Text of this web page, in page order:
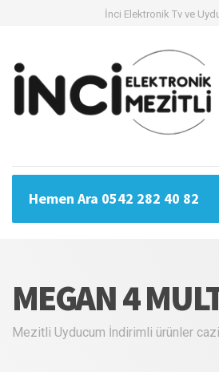
İnci Elektronik Tv ve
Hemen Ara 0542 282 40 82
MEGAN 4
Mezitli Uyducum İndirimli ürünler